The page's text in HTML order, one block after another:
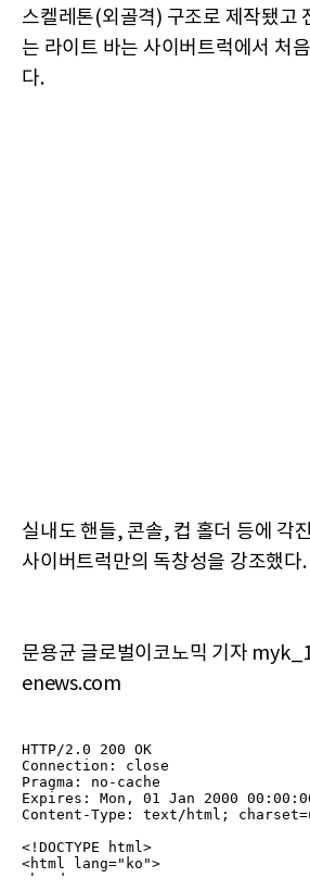
스켈레톤(외골격) 구조로 제작됐고
는 라이트 바는 사이버트럭에서 처
다.
실내도 핸들, 콘솔, 컵 홀더 등에 각
사이버트럭만의 독창성을 강조했다.
문용균 글로벌이코노믹 기자
enews.com